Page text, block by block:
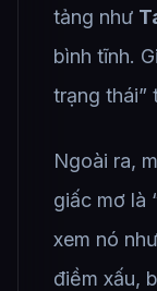
tảng như
bình tĩnh.
trạng thái”
Ngoài ra,
giấc mơ là
xem nó
điềm xấu,